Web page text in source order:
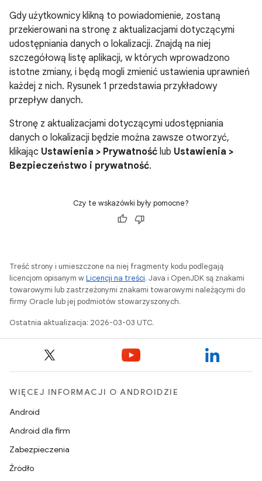
Gdy użytkownicy klikną to powiadomienie, zostaną
przekierowani na stronę z aktualizacjami dotyczącymi
udostępniania danych o lokalizacji. Znajdą na niej
szczegółową listę aplikacji, w których wprowadzono
istotne zmiany, i będą mogli zmienić ustawienia uprawnień
każdej z nich. Rysunek 1 przedstawia przykładowy
przepływ danych.
Stronę z aktualizacjami dotyczącymi udostępniania
danych o lokalizacji będzie można zawsze otworzyć,
klikając Ustawienia > Prywatność lub Ustawienia >
Bezpieczeństwo i prywatność.
Czy te wskazówki były pomocne?
Treść strony i umieszczone na niej fragmenty kodu podlegają
licencjom opisanym wLicencji na treści. Java i OpenJDK są znakami
towarowymi lub zastrzeżonymi znakami towarowymi należącymi do
firmy Oracle lub jej podmiotów stowarzyszonych.
Ostatnia aktualizacja: 2026-03-03 UTC.
WIĘCEJ INFORMACJI O ANDROIDZIE
Android
Android dla firm
Zabezpieczenia
Źródło